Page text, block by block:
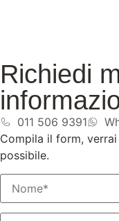
Richiedi
011 506 9391
Compila il form,
possibile.